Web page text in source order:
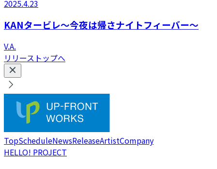
2025.4.23
KANタービレ～今夜は帰さナイトフィーバー～
V.A.
リリーストップへ
TopScheduleNewsReleaseArtistCompany
HELLO! PROJECT